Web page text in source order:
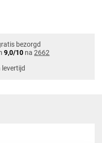
bezorgd
9,0/10 na2662
levertijd